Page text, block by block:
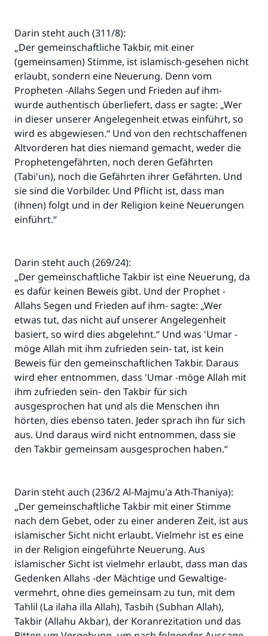
Darin steht auch (311/8):
„Der gemeinschaftliche Takbir, mit einer
(gemeinsamen) Stimme, ist islamisch-gesehen nicht
erlaubt, sondern eine Neuerung. Denn vom
Propheten -Allahs Segen und Frieden auf ihm-
wurde authentisch überliefert, dass er sagte: „Wer
in dieser unserer Angelegenheit etwas einführt, so
wird es abgewiesen.“ Und von den rechtschaffenen
Altvorderen hat dies niemand gemacht, weder die
Prophetengefährten, noch deren Gefährten
(Tabi'un), noch die Gefährten ihrer Gefährten. Und
sie sind die Vorbilder. Und Pflicht ist, dass man
(ihnen) folgt und in der Religion keine Neuerungen
einführt.“
Darin steht auch (269/24):
„Der gemeinschaftliche Takbir ist eine Neuerung, da
es dafür keinen Beweis gibt. Und der Prophet -
Allahs Segen und Frieden auf ihm- sagte: „Wer
etwas tut, das nicht auf unserer Angelegenheit
basiert, so wird dies abgelehnt.“ Und was 'Umar -
möge Allah mit ihm zufrieden sein- tat, ist kein
Beweis für den gemeinschaftlichen Takbir. Daraus
wird eher entnommen, dass 'Umar -möge Allah mit
ihm zufrieden sein- den Takbir für sich
ausgesprochen hat und als die Menschen ihn
hörten, dies ebenso taten. Jeder sprach ihn für sich
aus. Und daraus wird nicht entnommen, dass sie
den Takbir gemeinsam ausgesprochen haben.“
Darin steht auch (236/2 Al-Majmu'a Ath-Thaniya):
„Der gemeinschaftliche Takbir mit einer Stimme
nach dem Gebet, oder zu einer anderen Zeit, ist aus
islamischer Sicht nicht erlaubt. Vielmehr ist es eine
in der Religion eingeführte Neuerung. Aus
islamischer Sicht ist vielmehr erlaubt, dass man das
Gedenken Allahs -der Mächtige und Gewaltige-
vermehrt, ohne dies gemeinsam zu tun, mit dem
Tahlil (La ilaha illa Allah), Tasbih (Subhan Allah),
Takbir (Allahu Akbar), der Koranrezitation und das